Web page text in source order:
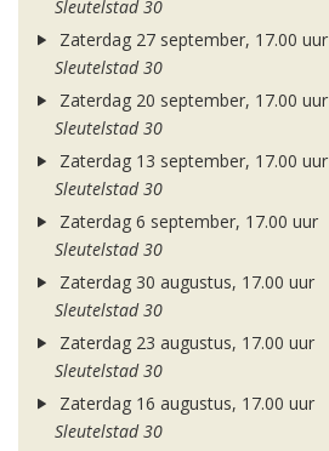
Sleutelstad 30
Zaterdag 27 september, 17.00 uur
Sleutelstad 30
Zaterdag 20 september, 17.00 uur
Sleutelstad 30
Zaterdag 13 september, 17.00 uur
Sleutelstad 30
Zaterdag 6 september, 17.00 uur
Sleutelstad 30
Zaterdag 30 augustus, 17.00 uur
Sleutelstad 30
Zaterdag 23 augustus, 17.00 uur
Sleutelstad 30
Zaterdag 16 augustus, 17.00 uur
Sleutelstad 30